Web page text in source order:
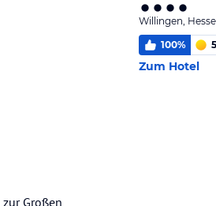
Willingen,
100%
Zum Hotel
Großen